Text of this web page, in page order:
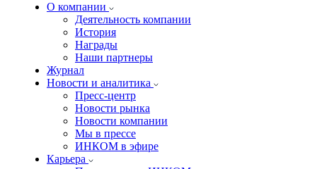
О компании
Деятельность компании
История
Награды
Наши партнеры
Журнал
Новости и аналитика
Пресс-центр
Новости рынка
Новости компании
Мы в прессе
ИНКОМ в эфире
Карьера